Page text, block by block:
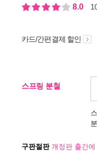
8.0
카드/간편결제 할인
스프링 분철
구판절판개정판 출간에